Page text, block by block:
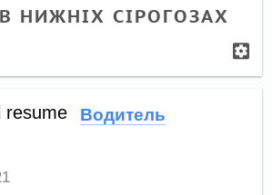
НИЖНІХ СІРОГОЗАХ
Водитель